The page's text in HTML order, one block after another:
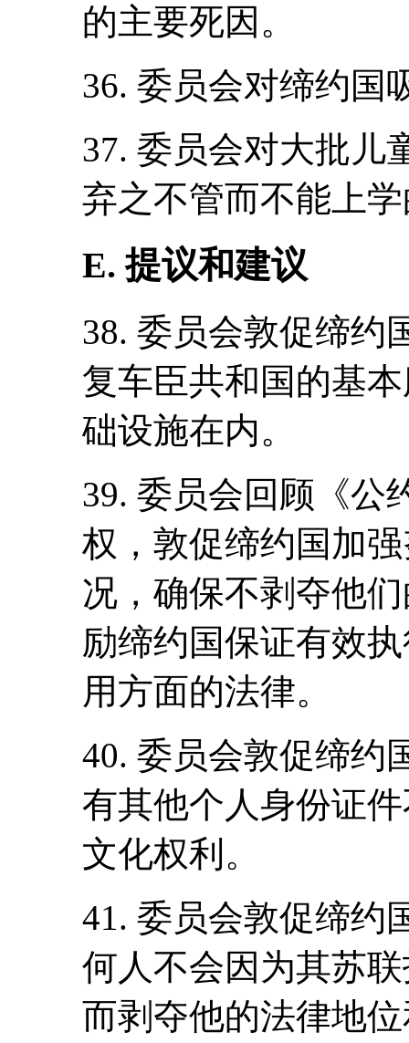
的主要死因。
36. 委员会对缔约国
37. 委员会对大批儿
弃之不管而不能上
E. 提议和建议
38. 委员会敦促缔约
复车臣共和国的基
础设施在内。
39. 委员会回顾《公
权，敦促缔约国加
况，确保不剥夺他
励缔约国保证有效
用方面的法律。
40. 委员会敦促缔约
有其他个人身份证
文化权利。
41. 委员会敦促缔约
何人不会因为其苏
而剥夺他的法律地